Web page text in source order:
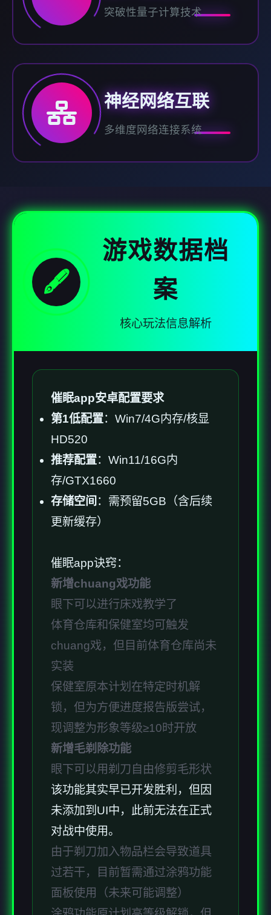
突破性量子计算技术
神经网络互联
多维度网络连接系统
🖋️
游戏数据档
案
核心玩法信息解析
催眠app安卓配置要求
​第1低配置​​：Win7/4G内存/核显
HD520
​推荐配置​​：Win11/16G内
存/GTX1660
​存储空间​ ​：需预留5GB（含后续
更新缓存）
催眠app诀窍：
新增chuang戏功能
眼下可以进行床戏教学了
体育仓库和保健室均可触发
chuang戏，但目前体育仓库尚未
实装
保健室原本计划在特定时机解
锁，但为方便进度报告版尝试，
现调整为形象等级≥10时开放
新增毛剃除功能
眼下可以用剃刀自由修剪毛形状
该功能其实早已开发胜利，但因
未添加到UI中，此前无法在正式
对战中使用。
由于剃刀加入物品栏会导致道具
过若干，目前暂需通过涂鸦功能
面板使用（未来可能调整）